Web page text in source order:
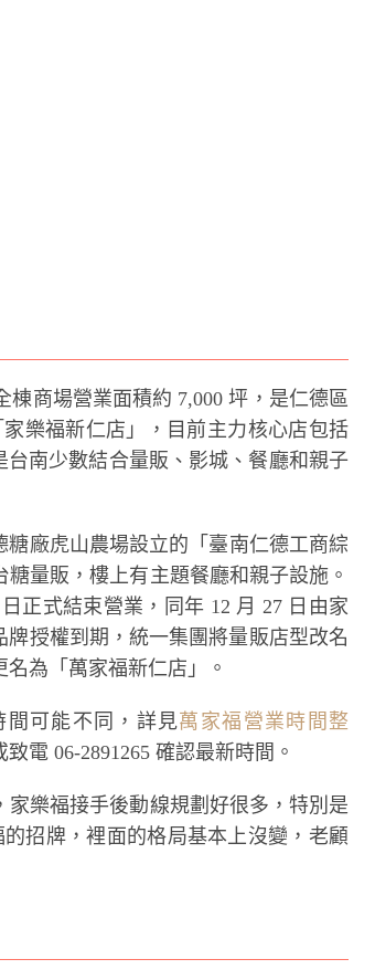
商場營業面積約 7,000 坪，是仁德區
樂福新仁店」，目前主力核心店包括
南少數結合量販、影城、餐廳和親子
糖廠虎山農場設立的「臺南仁德工商綜
量販，樓上有主題餐廳和親子設施。
正式結束營業，同年 12 月 27 日由家
授權到期，統一集團將量販店型改名
為「萬家福新仁店」。
間可能不同，詳見萬家福營業時間整
電 06-2891265 確認最新時間。
樂福接手後動線規劃好很多，特別是
招牌，裡面的格局基本上沒變，老顧